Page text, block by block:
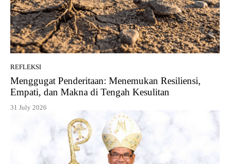
REFLEKSI
Menggugat Penderitaan: Menemukan Resiliensi,
Empati, dan Makna di Tengah Kesulitan
31 July 2026